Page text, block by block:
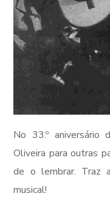
No 33.º aniversário
Oliveira para outras
de o lembrar. Traz
musical!